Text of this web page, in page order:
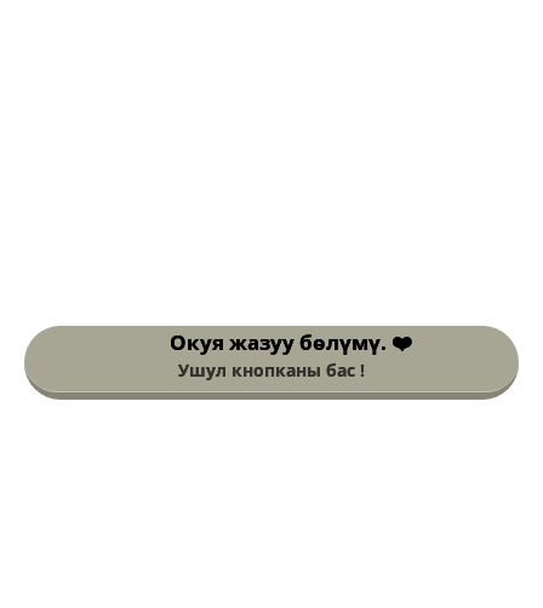
Окуя жазуу
бөлүмү. ❤️
Ушул кнопканы бас !